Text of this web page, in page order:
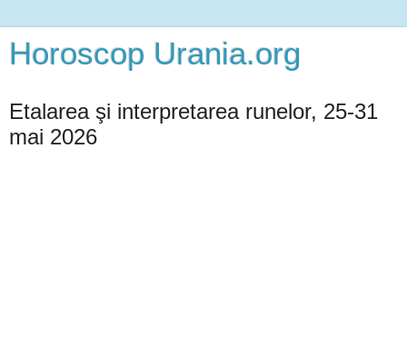
Horoscop Urania.org
Etalarea şi interpretarea runelor, 25-31
mai 2026